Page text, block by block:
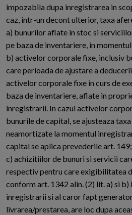
impozabila dupa inregistrarea in
caz, intr-un decont ulterior, taxa
a) bunurilor aflate in stoc si
pe baza de inventariere, in
b) activelor corporale fixe, inclusiv
care perioada de ajustare a
activelor corporale fixe in curs de
baza de inventariere, aflate in
inregistrarii. In cazul activelor
bunurile de capital, se ajusteaza
neamortizate la momentul
capital se aplica prevederile art. 149;
c) achizitiilor de bunuri si servicii
respectiv pentru care exigibilitatea
conform art. 1342 alin. (2) lit. a) si b)
inregistrarii si al caror fapt
livrarea/prestarea, are loc dupa